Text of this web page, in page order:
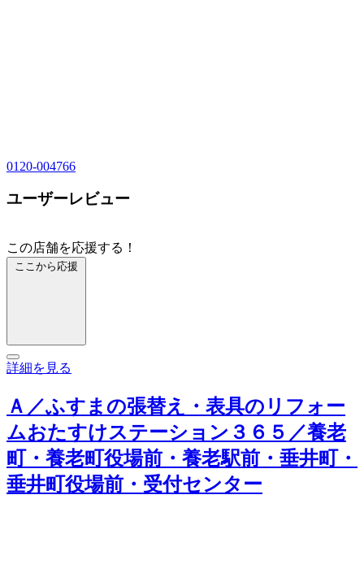
0120-004766
ユーザーレビュー
この店舗を応援する！
ここから応援
詳細を見る
Ａ／ふすまの張替え・表具のリフォー
ムおたすけステーション３６５／養老
町・養老町役場前・養老駅前・垂井町・
垂井町役場前・受付センター